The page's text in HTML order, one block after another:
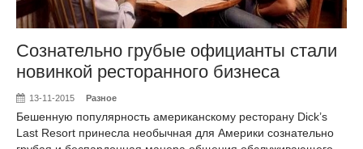
Сознательно грубые официанты стали
новинкой ресторанного бизнеса
13-11-2015 Разное
Бешенную популярность американскому ресторану Dick’s
Last Resort принесла необычная для Америки сознательно